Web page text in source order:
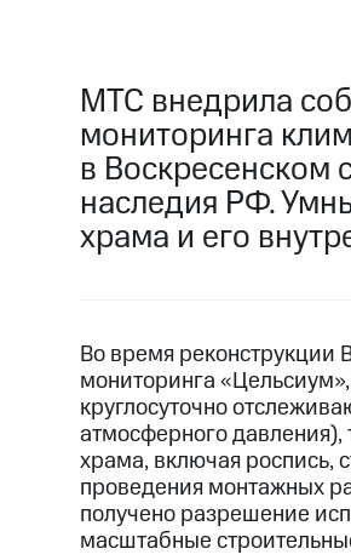
МТС внедрила
мониторинга
в Воскресенском
наследия РФ.
храма и его
Во время реконструкции
мониторинга
круглосуточно
атмосферного
храма, включая роспись,
проведения монтажных
получено разрешение
масштабные